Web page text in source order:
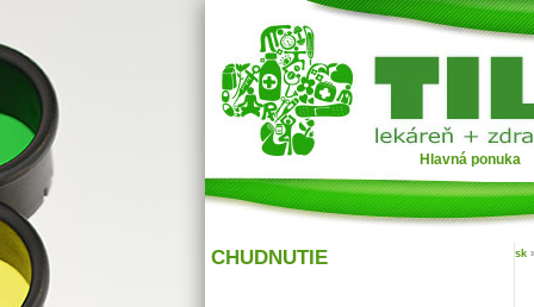
Hlavná ponuka
sk
CHUDNUTIE